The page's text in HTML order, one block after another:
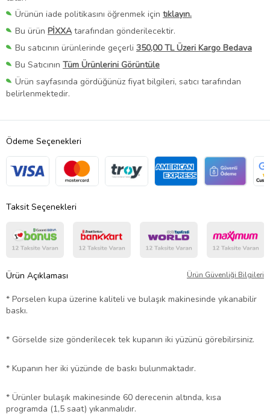
Ürünün iade politikasını öğrenmek için tıklayın.
Bu ürün PİXXAtarafından gönderilecektir.
Bu satıcının ürünlerinde geçerli 350,00 TL Üzeri Kargo Bedava
Bu Satıcının Tüm Ürünlerini Görüntüle
Ürün sayfasında gördüğünüz fiyat bilgileri, satıcı tarafından
belirlenmektedir.
Ödeme Seçenekleri
Taksit Seçenekleri
Ürün Açıklaması Ürün Güvenliği Bilgileri
* Porselen kupa üzerine kaliteli ve bulaşık makinesinde yıkanabilir
baskı.
* Görselde size gönderilecek tek kupanın iki yüzünü görebilirsiniz.
* Kupanın her iki yüzünde de baskı bulunmaktadır.
* Ürünler bulaşık makinesinde 60 derecenin altında, kısa
programda (1,5 saat) yıkanmalıdır.